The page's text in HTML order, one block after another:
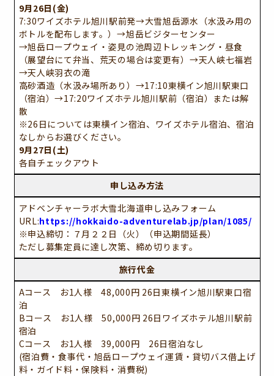
9月26日(金)
7:30ワイズホテル旭川駅前発→大雪旭岳源水（水汲み用の
ボトルを配布します。）→旭岳ビジターセンター
→旭岳ロープウェイ・姿見の池周辺トレッキング・昼食
（展望台にて弁当、荒天の場合は変更有）→天人峡七福岩
→天人峡羽衣の滝
高砂酒造（水汲み場所あり）→17:10東横イン旭川駅東口
（宿泊）→17:20ワイズホテル旭川駅前（宿泊）または解
散
※26日については東横イン宿泊、ワイズホテル宿泊、宿泊
なしからお選びください。
9月27日(土)
各自チェックアウト
申し込み方法
アドベンチャーラボ大雪北海道申し込みフォーム
URL:https://hokkaido-adventurelab.jp/plan/1085/
※申込締切：７月２２日（火）（申込期間延長）
ただし募集定員に達し次第、締め切ります。
旅行代金
Aコース お1人様 48,000円 26日東横イン旭川駅東口宿
泊
Bコース お1人様 50,000円 26日ワイズホテル旭川駅前
宿泊
Cコース お1人様 39,000円 26日宿泊なし
(宿泊費・食事代・旭岳ロープウェイ運賃・貸切バス借上げ
料・ガイド料・保険料・消費税)